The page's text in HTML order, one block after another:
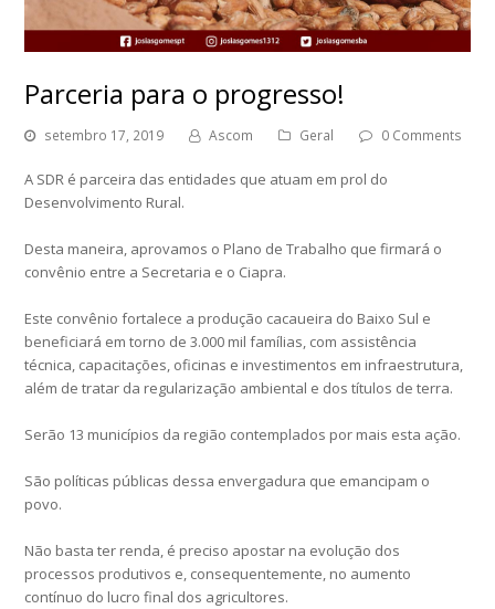
Parceria para o progresso!
setembro 17, 2019 Ascom Geral 0 Comments
A SDR é parceira das entidades que atuam em prol do
Desenvolvimento Rural.
Desta maneira, aprovamos o Plano de Trabalho que firmará o
convênio entre a Secretaria e o Ciapra.
Este convênio fortalece a produção cacaueira do Baixo Sul e
beneficiará em torno de 3.000 mil famílias, com assistência
técnica, capacitações, oficinas e investimentos em infraestrutura,
além de tratar da regularização ambiental e dos títulos de terra.
Serão 13 municípios da região contemplados por mais esta ação.
São políticas públicas dessa envergadura que emancipam o
povo.
Não basta ter renda, é preciso apostar na evolução dos
processos produtivos e, consequentemente, no aumento
contínuo do lucro final dos agricultores.